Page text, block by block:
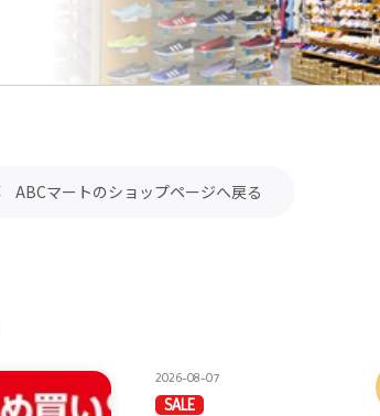
ABCマートのショップページへ戻る
2026-08-07
SALE